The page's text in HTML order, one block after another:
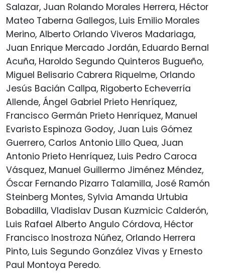
Salazar, Juan Rolando Morales Herrera, Héctor
Mateo Taberna Gallegos, Luis Emilio Morales
Merino, Alberto Orlando Viveros Madariaga,
Juan Enrique Mercado Jordán, Eduardo Bernal
Acuña, Haroldo Segundo Quinteros Bugueño,
Miguel Belisario Cabrera Riquelme, Orlando
Jesús Bacián Callpa, Rigoberto Echeverría
Allende, Ángel Gabriel Prieto Henríquez,
Francisco Germán Prieto Henríquez, Manuel
Evaristo Espinoza Godoy, Juan Luis Gómez
Guerrero, Carlos Antonio Lillo Quea, Juan
Antonio Prieto Henríquez, Luis Pedro Caroca
Vásquez, Manuel Guillermo Jiménez Méndez,
Óscar Fernando Pizarro Talamilla, José Ramón
Steinberg Montes, Sylvia Amanda Urtubia
Bobadilla, Vladislav Dusan Kuzmicic Calderón,
Luis Rafael Alberto Angulo Córdova, Héctor
Francisco Inostroza Núñez, Orlando Herrera
Pinto, Luis Segundo González Vivas y Ernesto
Paul Montoya Peredo.